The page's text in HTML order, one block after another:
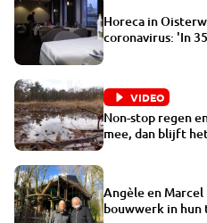
Horeca in
coronavirus: 'In
VIDEO
Non-stop regen
mee, dan blijft
Angèle en
bouwwerk in